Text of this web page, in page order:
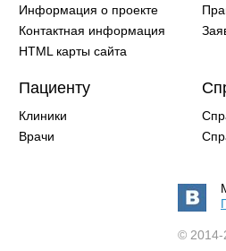
Информация о проекте
Контактная информация
HTML карты сайта
Пациенту
Клиники
Врачи
© 2014-